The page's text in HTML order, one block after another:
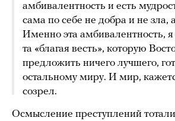
амбивалентность и есть
сама по себе не добра и не зла,
Именно эта амбивалентность, я
та «благая весть», которую
предложить ничего лучшего,
остальному миру. И мир,
созрел.
Осмысление преступлений